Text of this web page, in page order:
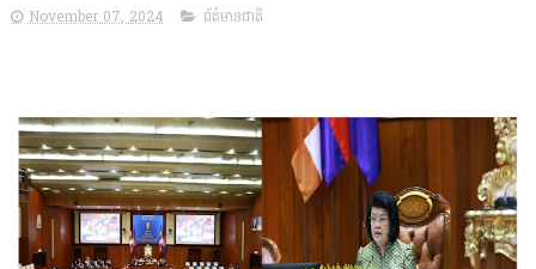
November 07, 2024 ព័ត៌មានជាតិ